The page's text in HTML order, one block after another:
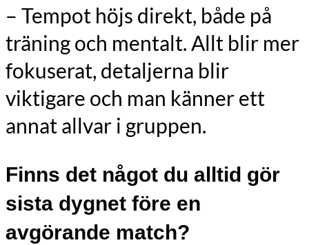
– Tempot höjs direkt, både på
träning och mentalt. Allt blir mer
fokuserat, detaljerna blir
viktigare och man känner ett
annat allvar i gruppen.
Finns det något du alltid gör
sista dygnet före en
avgörande match?